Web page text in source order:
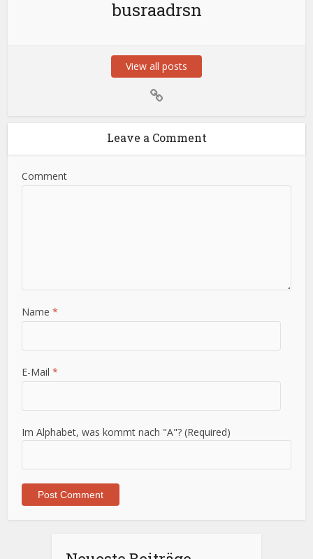
busraadrsn
View all posts
Leave a Comment
Comment
Name*
E-Mail*
Im Alphabet, was kommt nach "A"? (Required)